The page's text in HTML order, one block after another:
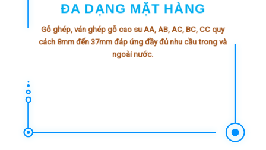
ĐA DẠNG MẶT HÀNG
Gỗ ghép, ván ghépgỗ cao su AA, AB, AC, BC, CC quy
cách 8mm đến 37mm đáp ứng đầy đủ nhu cầu trong và
ngoài nước.